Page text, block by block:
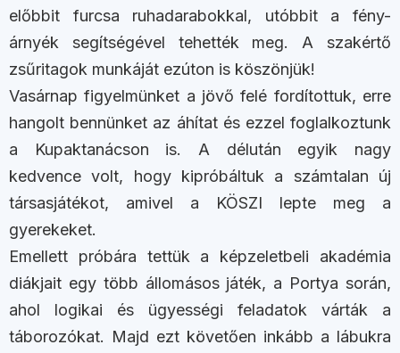
előbbit furcsa ruhadarabokkal, utóbbit a fény-
árnyék segítségével tehették meg. A szakértő
zsűritagok munkáját ezúton is köszönjük!
Vasárnap figyelmünket a jövő felé fordítottuk, erre
hangolt bennünket az áhítat és ezzel foglalkoztunk
a Kupaktanácson is. A délután egyik nagy
kedvence volt, hogy kipróbáltuk a számtalan új
társasjátékot, amivel a KÖSZI lepte meg a
gyerekeket.
Emellett próbára tettük a képzeletbeli akadémia
diákjait egy több állomásos játék, a Portya során,
ahol logikai és ügyességi feladatok várták a
táborozókat. Majd ezt követően inkább a lábukra